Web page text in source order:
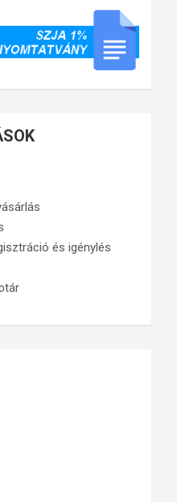
és igénylés